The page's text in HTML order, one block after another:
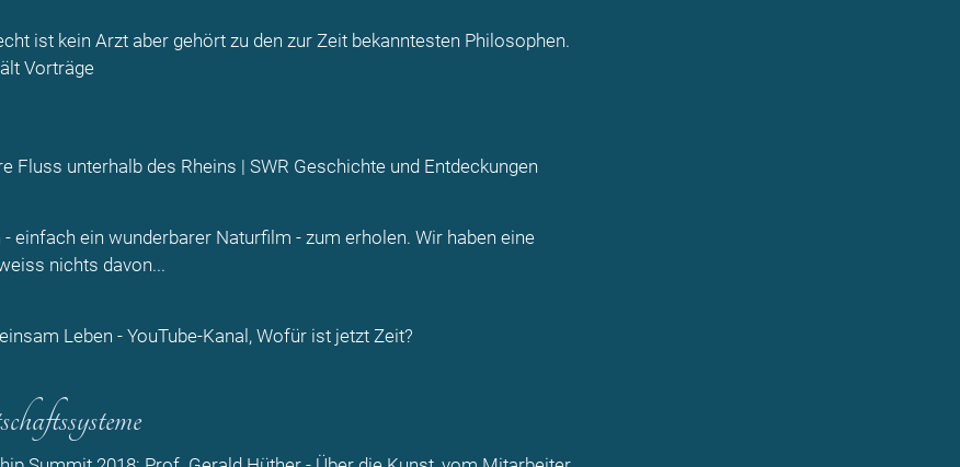
ist kein Arzt aber gehört zu den zur Zeit bekanntesten Philosophen.
Vorträge
Fluss unterhalb des Rheins | SWR Geschichte und Entdeckungen
einfach ein wunderbarer Naturfilm - zum erholen. Wir haben eine
nichts davon...
Leben - YouTube-Kanal, Wofür ist jetzt Zeit?